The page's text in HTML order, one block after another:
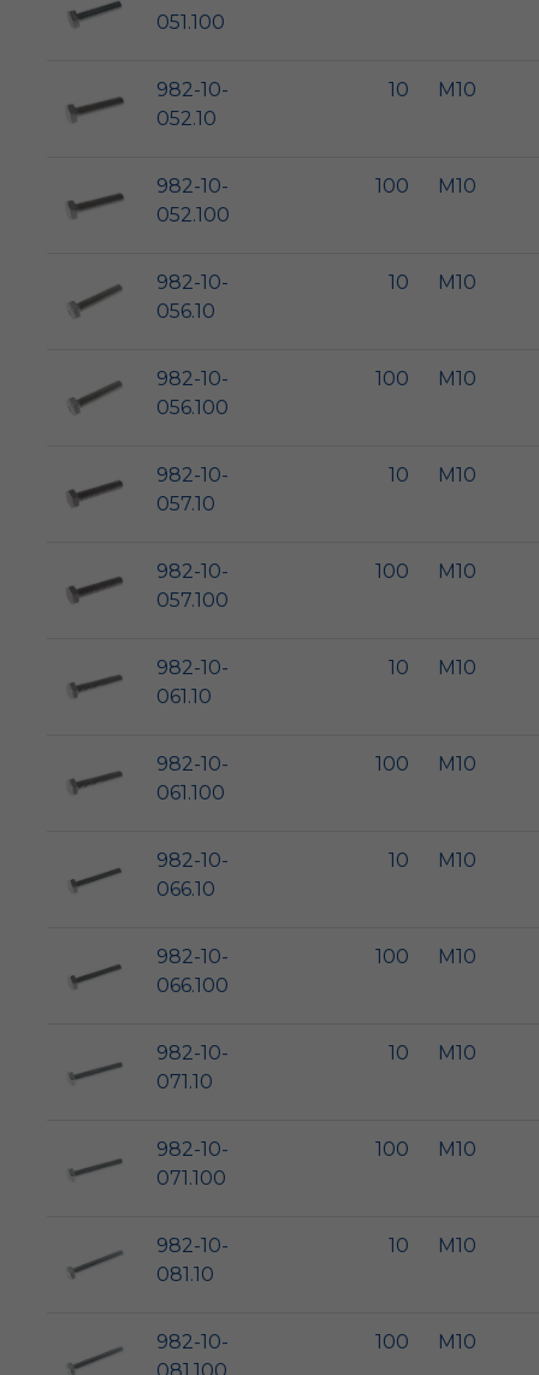
051.100
982-10-
052.10
10 M10
982-10-
052.100
100 M10
982-10-
056.10
10 M10
982-10-
056.100
100 M10
982-10-
057.10
10 M10
982-10-
057.100
100 M10
982-10-
061.10
10 M10
982-10-
061.100
100 M10
982-10-
066.10
10 M10
982-10-
066.100
100 M10
982-10-
071.10
10 M10
982-10-
071.100
100 M10
982-10-
081.10
10 M10
982-10-
100 M10